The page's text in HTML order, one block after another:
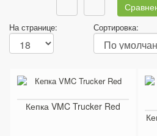
На странице: Сортировка:
Кепка VMC Trucker Red